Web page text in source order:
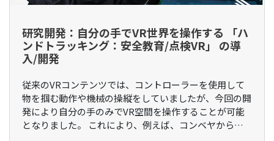
研究開発：自分の手でVR世界を操作する 「ハ
ンドトラッキング：安全教育/点検VR」 の導
入/開発
従来のVRコンテンツでは、コントローラーを使用して
物を掴む動作や機械の操縦をしていましたが、今回の開
発により自分の手のみでVR空間を操作することが可能
となりました。 これにより、例えば、コンベヤから…